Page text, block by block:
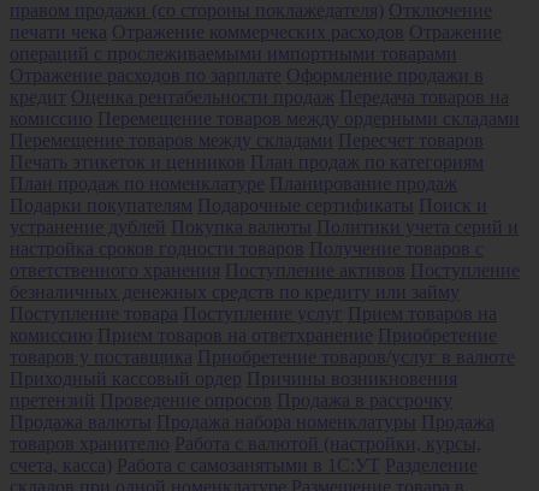
правом продажи (со стороны поклажедателя) Отключение
печати чека Отражение коммерческих расходов Отражение
операций с прослеживаемыми импортными товарами
Отражение расходов по зарплате Оформление продажи в
кредит Оценка рентабельности продаж Передача товаров на
комиссию Перемещение товаров между ордерными складами
Перемещение товаров между складами Пересчет товаров
Печать этикеток и ценников План продаж по категориям
План продаж по номенклатуре Планирование продаж
Подарки покупателям Подарочные сертификаты Поиск и
устранение дублей Покупка валюты Политики учета серий и
настройка сроков годности товаров Получение товаров с
ответственного хранения Поступление активов Поступление
безналичных денежных средств по кредиту или займу
Поступление товара Поступление услуг Прием товаров на
комиссию Прием товаров на ответхранение Приобретение
товаров у поставщика Приобретение товаров/услуг в валюте
Приходный кассовый ордер Причины возникновения
претензий Проведение опросов Продажа в рассрочку
Продажа валюты Продажа набора номенклатуры Продажа
товаров хранителю Работа с валютой (настройки, курсы,
счета, касса) Работа с самозанятыми в 1С:УТ Разделение
складов при одной номенклатуре Размещение товара в